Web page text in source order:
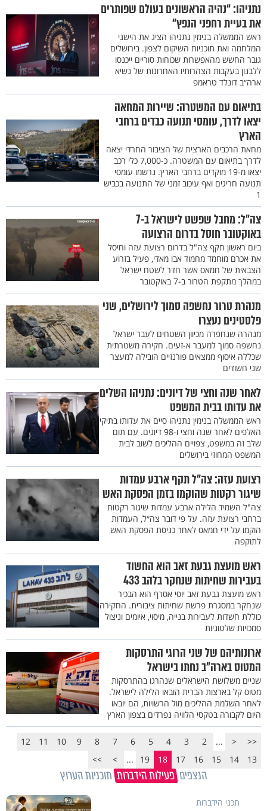
נתניהו: “נהיה הראשונים בעולם שפותרים
את בעיית רחפני הנפץ“
ראש הממשלה בנימין נתניהו הציג את הישגי
המלחמה ואת תוכניות השיקום לצפון. בירושלים
גובר החשש מהאפשרות שכוחות סוריים ייכנסו
ללבנון בעקבות הצהרותיו האחרונות של נשיא
ארה״ב דונלד טראמפ
בתיאום עם המשטרה: שיירות המחאה
יצאו לדרך, עומסי תנועה כבדים ברחבי
הארץ
מחאת הרכבים הארצית של הציבור החרדי יצאה
לדרך בתיאום עם המשטרה. כ-7,000 כלי רכב
יצאו מ-19 מוקדים ברחבי הארץ. נרשמו עומסי
תנועה חריגים ואף עיכוב זמני של התנועה בכביש
1
צה״ל: מחבל שפשט לישראל ב-7
באוקטובר חוסל בדרום הרצועה
ביום ראשון תקף צה"ל בדרום רצועת עזה וחיסל
את אכרם מוחמד מחמוד אבו מאדי, פעיל בזרוע
הצבאית של חמאס אשר חדר לשטח ישראל
במהלך מתקפת הטרור ב-7 באוקטובר
מנהרת טרור נחשפה סמוך לירושלים, שני
פלסטינים נעצרו
מנהרה שנחפרה מכיוון השטחים לעבר ישראל
נחשפה סמוך למעבר א-זעים. חקירה משטרתית
שכללה איסוף ממצאים פורנזיים הובילה למעצר
שני חשודים
לאחר שנה וחצי של דיונים: נתניהו השלים
את עדותו בבית המשפט
ראש הממשלה בנימין נתניהו סיים את עדותו בתיקי
האלפים לאחר שנה וחצי ו-98 דיונים. עם תום
שלב זה במשפט, צפויים ההליכים לשוב לבית
המשפט המחוזי בירושלים
רצועת עזה: צה"ל תקף ארבע עמדות
שיגור רקטות שהוקמו בזמן הפסקת האש
צה"ל השמיד הלילה ארבע עמדות שיגור רקטות
ברחבי רצועת עזה. על פי דובר צה״ל, העמדות
הוקמו על ידי חמאס לאחר כניסת הפסקת האש
לתוקפה
ראש מועצת גבעת זאב הוא החשוד
בעבירות שחיתות שנחקר בלהב 433
ראש מועצת גבעת זאב יוסי אסרף הוא הבכיר
שנחקר במסגרת פרשת שחיתות ציבורית. החקירה
כוללת חשדות לעבירות בנייה, מיסוי, איומים וניצול
סמכויות שלטוניות
ארונותיהם של שני הרוגי התרסקות
המטוס בארה"ב נחתו בישראל
שניים משלושת הישראלים שנהרגו בהתרסקות
מטוס קל בארצות הברית הובאו הלילה לישראל.
לאחר השלמת ההליכים מול הרשויות, הם יובאו
היום לקבורה בטקסי הלוויה נפרדים בצפון הארץ
<<
<
...
2
3
4
5
6
7
8
9
10
11
12
13
14
15
16
17
18
19
...
>
>>
הנצפים פעילות הידברות תוכניות הערוץ
תכני הידברות